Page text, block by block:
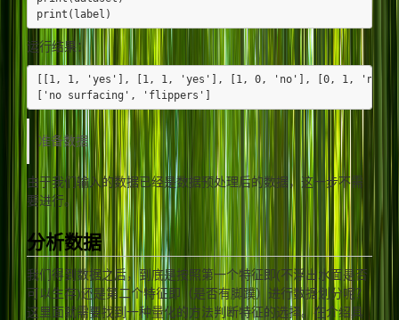
运行结果：
[[1, 1, 'yes'], [1, 1, 'yes'], [1, 0, 'no'], [0, 1,
准备数据
由于我们输入的数据已经是数据预处理后的数据，这一步不需
要进行。
分析数据
我们得到数据之后，到底是按照第一个特征即(不浮出水面是否
可以生存)还是第二个特征即（是否有脚蹼）进行数据划分呢？
这里面就需要找到一种量化的方法判断特征的选择。在介绍具